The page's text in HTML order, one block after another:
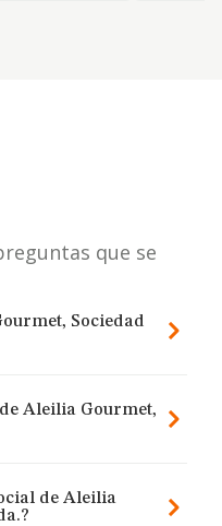
que se
Sociedad
Aleilia Gourmet,
de Aleilia